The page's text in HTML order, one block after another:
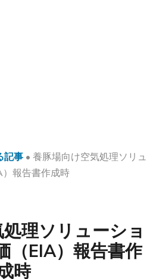
記事 • 養豚場向け空気処理ソリュ
報告書作成時
理ソリューショ
（EIA）報告書作
時